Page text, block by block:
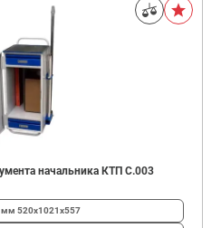
начальника КТП C.003
мм 520х1021х557